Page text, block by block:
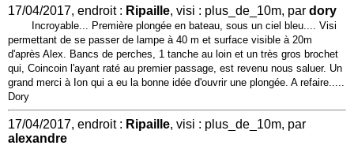
17/04/2017, endroit : Ripaille, visi : plus_de_10m, par dory
Incroyable... Première plongée en bateau, sous un ciel bleu.... Visi
permettant de se passer de lampe à 40 m et surface visible à 20m
d'après Alex. Bancs de perches, 1 tanche au loin et un très gros brochet
qui, Coincoin l'ayant raté au premier passage, est revenu nous saluer. Un
grand merci à Ion qui a eu la bonne idée d'ouvrir une plongée. A refaire.....
Dory
17/04/2017, endroit : Ripaille, visi : plus_de_10m, par
alexandre